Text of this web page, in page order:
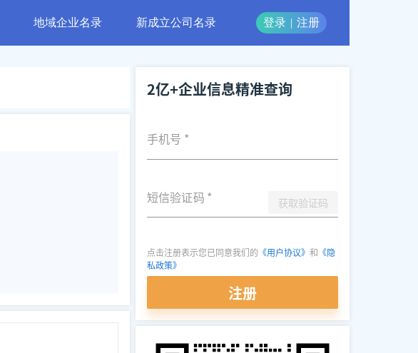
地域企业名录 新成立公司名录 登录 | 注册
2亿+企业信息精准查询
手机号 *
短信验证码 * 获取验证码
点击注册表示您已同意我们的 《用户协议》 和 《隐
私政策》
注册